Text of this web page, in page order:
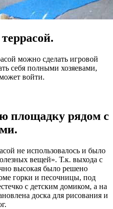
можно сделать игровой
себя полными хозяевами,
войти.
площадку рядом с
не использовалось и было
вещей». Т.к. выхода с
высокая было решено
горки и песочницы, под
с детским домиком, а на
доска для рисования и